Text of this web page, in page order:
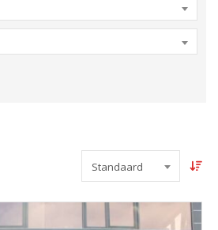
Standaard